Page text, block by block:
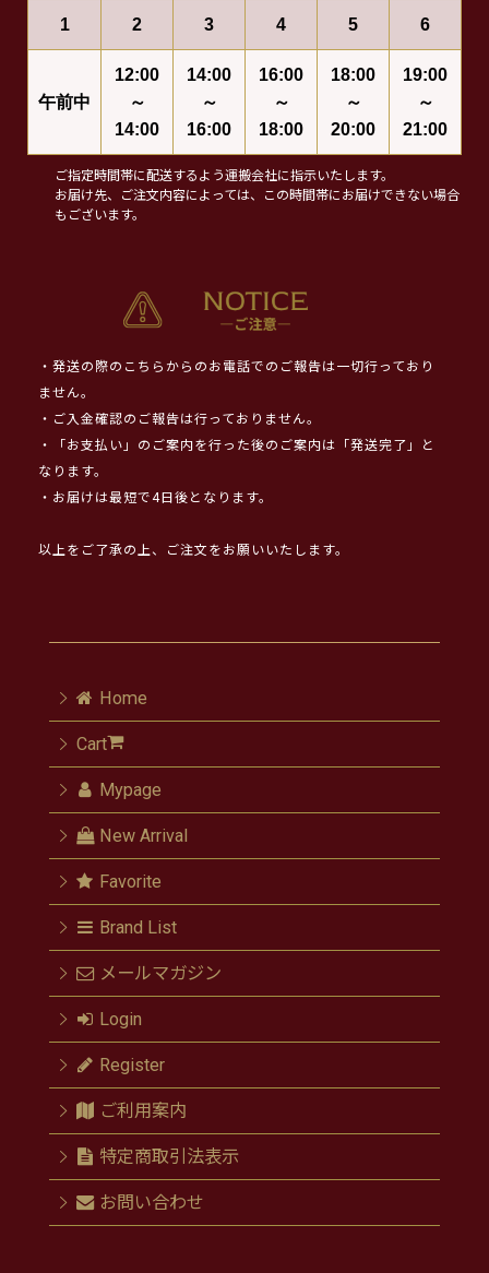
1 2 3 4 5 6
午前中
12:00
～
14:00
14:00
～
16:00
16:00
～
18:00
18:00
～
20:00
19:00
～
21:00
ご指定時間帯に配送するよう運搬会社に指示いたします。
お届け先、ご注文内容によっては、この時間帯にお届けできない場合
もございます。
・発送の際のこちらからのお電話でのご報告は一切行っており
ません。
・ご入金確認のご報告は行っておりません。
・「お支払い」のご案内を行った後のご案内は「発送完了」と
なります。
・お届けは最短で4日後となります。
以上をご了承の上、ご注文をお願いいたします。
Home
Cart
Mypage
New Arrival
Favorite
Brand List
メールマガジン
Login
Register
ご利用案内
特定商取引法表示
お問い合わせ